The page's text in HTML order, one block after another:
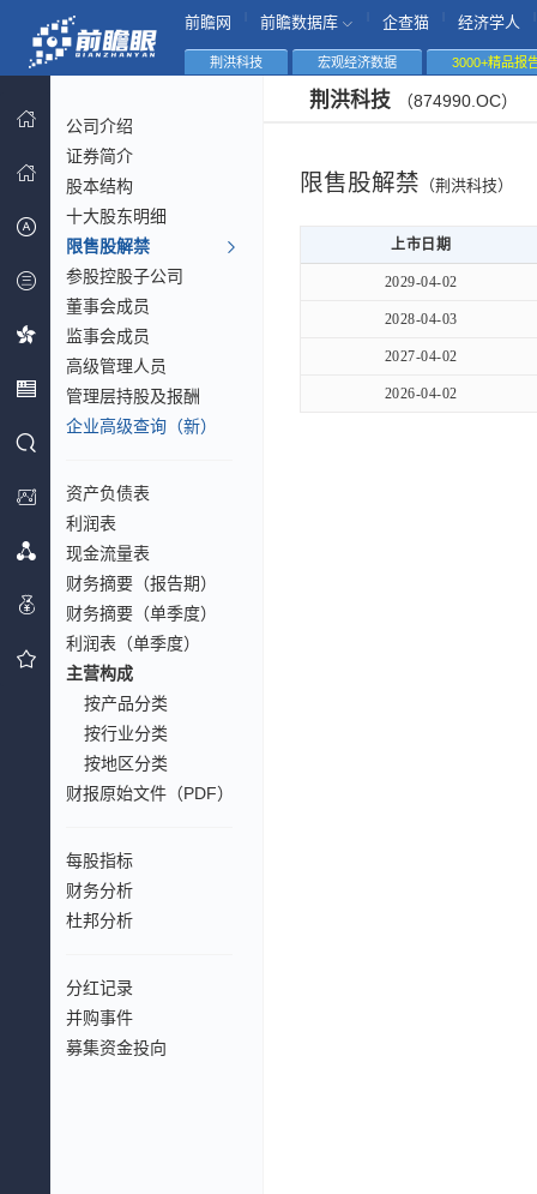
前瞻网 前瞻数据库 企查猫 经济学人
荆洪科技 宏观经济数据 3000+精品报
公司介绍
证券简介
股本结构
十大股东明细
限售股解禁
参股控股子公司
董事会成员
监事会成员
高级管理人员
管理层持股及报酬
企业高级查询（新）
资产负债表
利润表
现金流量表
财务摘要（报告期）
财务摘要（单季度）
利润表（单季度）
主营构成
按产品分类
按行业分类
按地区分类
财报原始文件（PDF）
每股指标
财务分析
杜邦分析
分红记录
并购事件
募集资金投向
荆洪科技 （874990.OC）
限售股解禁 （荆洪科技）
上市日期
2029-04-02
2028-04-03
2027-04-02
2026-04-02